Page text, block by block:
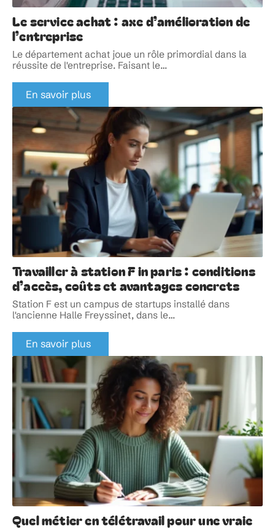
Le service achat : axe d’amélioration de
l’entreprise
Le département achat joue un rôle primordial dans la
réussite de l'entreprise. Faisant le…
En savoir plus
Travailler à station F in paris : conditions
d’accès, coûts et avantages concrets
Station F est un campus de startups installé dans
l'ancienne Halle Freyssinet, dans le…
En savoir plus
Quel métier en télétravail pour une vraie